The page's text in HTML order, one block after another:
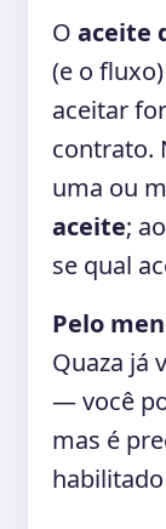
O aceite
(e o
aceitar
contrato.
uma ou
aceite;
se qual
Pelo
Quaza já
— você
mas é